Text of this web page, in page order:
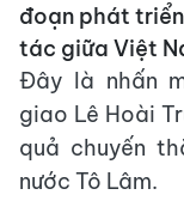
đoạn phát
tác giữa Việt
Đây là nhấn
giao Lê Hoài
quả chuyến
nước Tô Lâm.